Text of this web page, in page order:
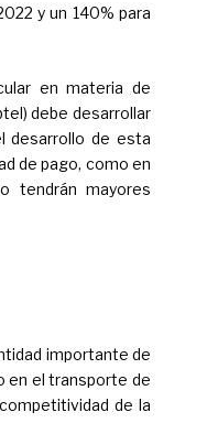
y un 140% para
en materia de
debe desarrollar
desarrollo de esta
de pago, como en
tendrán mayores
importante de
en el transporte de
de la